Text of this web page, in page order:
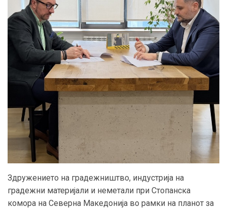
Здружението на градежништво, индустрија на
градежни материјали и неметали при Стопанска
комора на Северна Македонија во рамки на планот за